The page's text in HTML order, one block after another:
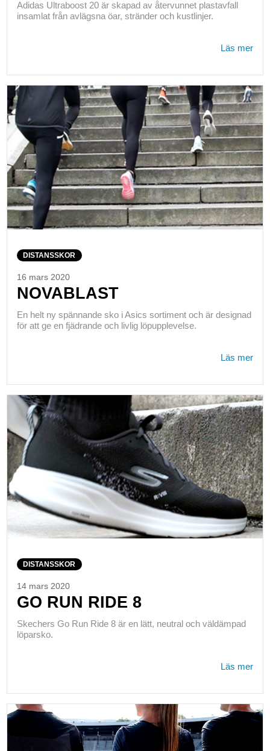
Adidas Ultraboost 20 är skapad av återvunnet plastavfall
insamlat från avlägsna öar, stränder och kustlinjer.
Läs mer
DISTANSSKOR
16 mars 2020
NOVABLAST
En helt ny spännande sko i Asics sortiment och är designad
för att ge en fjädrande och livlig löpupplevelse.
Läs mer
DISTANSSKOR
14 mars 2020
GO RUN RIDE 8
Skechers Go Run Ride 8 är en lätt, neutral och väldämpad
löparsko.
Läs mer